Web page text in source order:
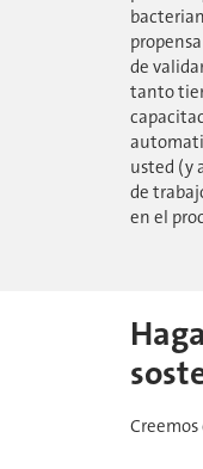
de
tanto
usted (y
de
en el